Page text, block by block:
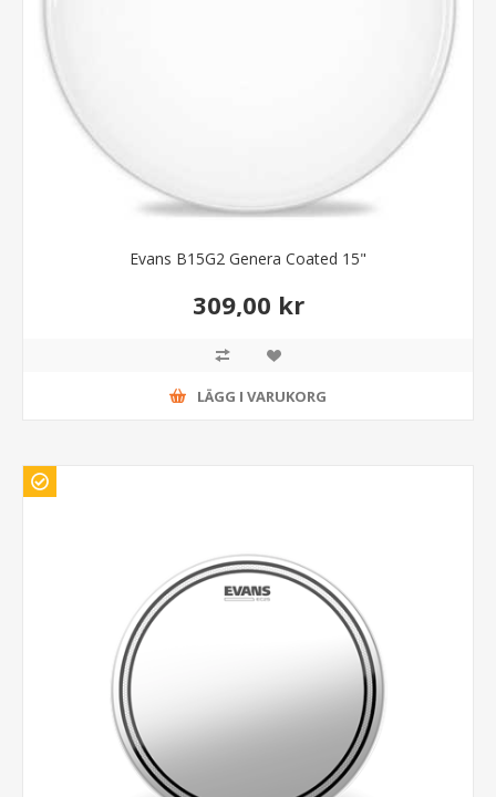
Evans B15G2 Genera Coated 15"
309,00 kr
LÄGG I VARUKORG